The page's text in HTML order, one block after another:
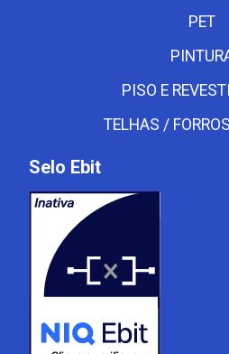
PET
PISO E
TELHAS /
Selo Ebit